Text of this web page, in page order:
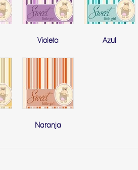
Violeta Azul
Naranja